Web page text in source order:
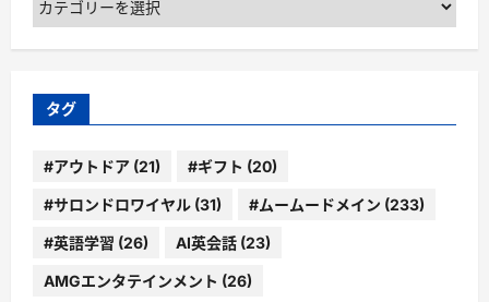
テ
ゴ
ー
タグ
#アウトドア (21) #ギフト (20)
#サロンドロワイヤル (31) #ムームードメイン (233)
#英語学習 (26) AI英会話 (23)
AMGエンタテインメント (26)